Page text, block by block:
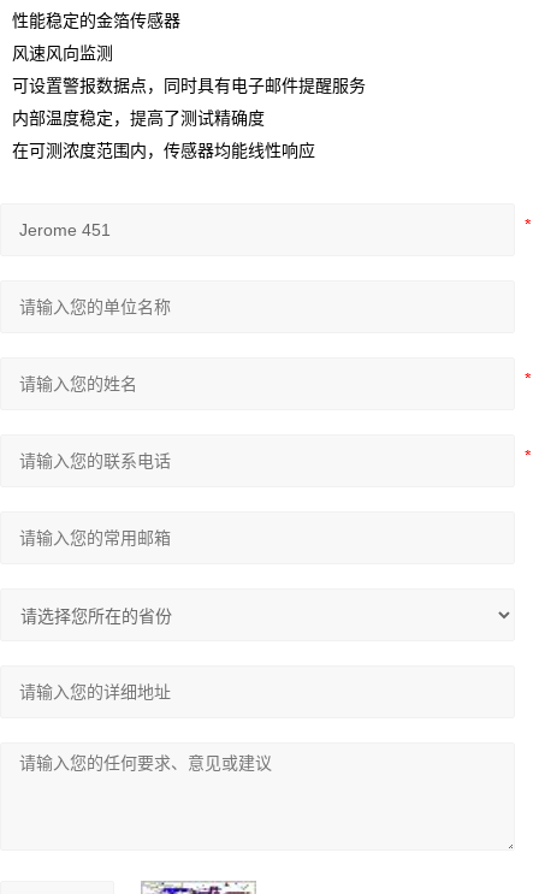
性能稳定的金箔传感器
风速风向监测
可设置警报数据点，同时具有电子邮件提醒服务
内部温度稳定，提高了测试精确度
在可测浓度范围内，传感器均能线性响应